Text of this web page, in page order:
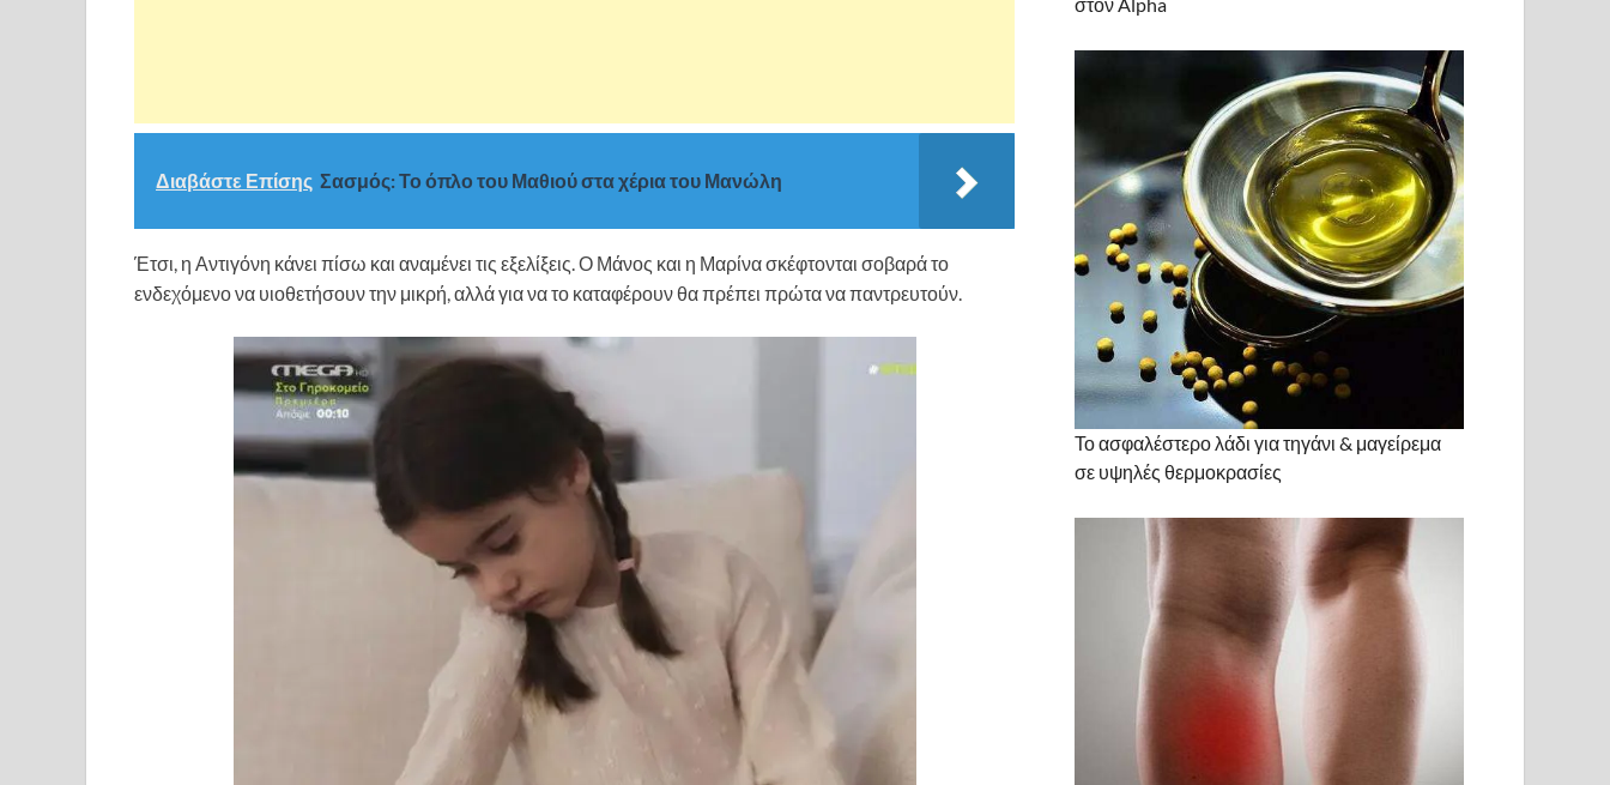
Διαβάστε Επίσης Σασμός: Το όπλο του Μαθιού στα χέρια του Μανώλη
Έτσι, η Αντιγόνη κάνει πίσω και αναμένει τις εξελίξεις. Ο Μάνος και η Μαρίνα σκέφτονται σοβαρά το
ενδεχόμενο να υιοθετήσουν την μικρή, αλλά για να το καταφέρουν θα πρέπει πρώτα να παντρευτούν.
Το ασφαλέστερο λάδι για τηγάνι & μαγείρεμα
σε υψηλές θερμοκρασίες